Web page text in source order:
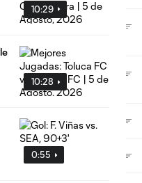
10:29
10:28
0:55